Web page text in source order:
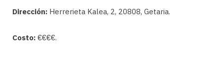
Dirección: Herrerieta Kalea, 2, 20808, Getaria.
Costo: €€€€.